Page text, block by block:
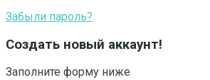
Забыли пароль?
Создать новый аккаунт!
Заполните форму ниже